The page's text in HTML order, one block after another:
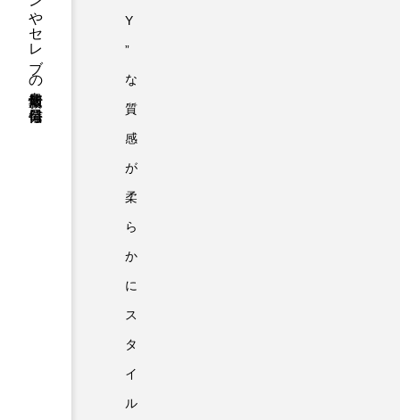
Y
”
な
質
感
が
柔
ら
か
に
ス
タ
イ
ル